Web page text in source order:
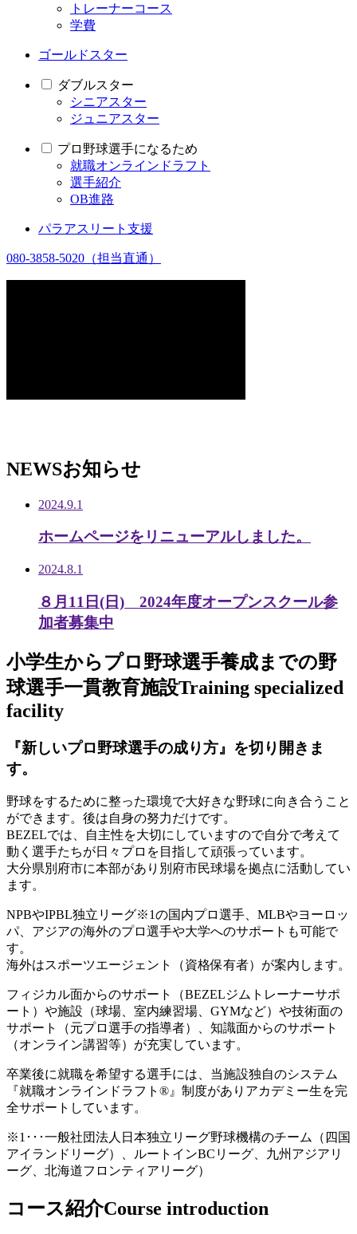
トレーナーコース
学費
ゴールドスター
ダブルスター
シニアスター
ジュニアスター
プロ野球選手になるため
就職オンラインドラフト
選手紹介
OB進路
パラアスリート支援
080-3858-5020 （担当直通）
NEWSお知らせ
2024.9.1
ホームページをリニューアルしました。
2024.8.1
８月11日(日) 2024年度オープンスクール参
加者募集中
小学生からプロ野球選手養成までの野
球選手一貫教育施設Training specialized
facility
『新しいプロ野球選手の成り方』を切り開きま
す。
野球をするために整った環境で大好きな野球に向き合うこと
ができます。後は自身の努力だけです。
BEZELでは、自主性を大切にしていますので自分で考えて
動く選手たちが日々プロを目指して頑張っています。
大分県別府市に本部があり別府市民球場を拠点に活動してい
ます。
NPBやIPBL独立リーグ※1の国内プロ選手、MLBやヨーロッ
パ、アジアの海外のプロ選手や大学へのサポートも可能で
す。
海外はスポーツエージェント（資格保有者）が案内します。
フィジカル面からのサポート（BEZELジムトレーナーサポ
ート）や施設（球場、室内練習場、GYMなど）や技術面の
サポート（元プロ選手の指導者）、知識面からのサポート
（オンライン講習等）が充実しています。
卒業後に就職を希望する選手には、当施設独自のシステム
『就職オンラインドラフト®』制度がありアカデミー生を完
全サポートしています。
※1･･･一般社団法人日本独立リーグ野球機構のチーム（四国
アイランドリーグ）、ルートインBCリーグ、九州アジアリ
ーグ、北海道フロンティアリーグ）
コース紹介Course introduction